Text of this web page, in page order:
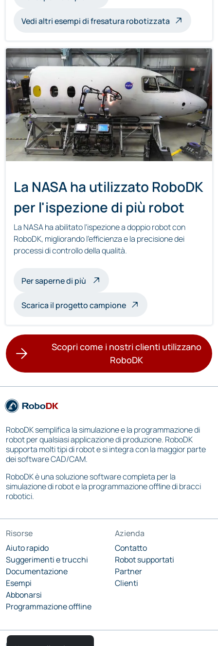
Vedi altri esempi di fresatura robotizzata
La NASA ha utilizzato RoboDK
per l'ispezione di più robot
La NASA ha abilitato l'ispezione a doppio robot con
RoboDK, migliorando l'efficienza e la precisione dei
processi di controllo della qualità.
Per saperne di più sull'ispezione multirobot
Scarica il progetto campione
Scopri come i nostri clienti utilizzano
RoboDK
RoboDK semplifica la simulazione e la programmazione di
robot per qualsiasi applicazione di produzione. RoboDK
supporta molti tipi di robot e si integra con la maggior parte
dei software CAD/CAM.
RoboDK è una soluzione software completa per la
simulazione di robot e la programmazione offline di bracci
robotici.
Risorse
Aiuto rapido
Suggerimenti e trucchi
Documentazione
Esempi
Abbonarsi
Programmazione offline
Azienda
Contatto
Robot supportati
Partner
Clienti